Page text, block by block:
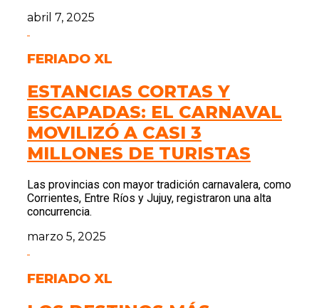
abril 7, 2025
FERIADO XL
ESTANCIAS CORTAS Y
ESCAPADAS: EL CARNAVAL
MOVILIZÓ A CASI 3
MILLONES DE TURISTAS
Las provincias con mayor tradición carnavalera, como
Corrientes, Entre Ríos y Jujuy, registraron una alta
concurrencia.
marzo 5, 2025
FERIADO XL